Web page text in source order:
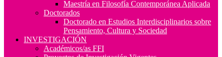
Maestría en Filosofía Contemporánea Aplicada
Doctorados
Doctorado en Estudios Interdisciplinarios sobre
Pensamiento, Cultura y Sociedad
INVESTIGACIÓN
Académicos/as FFI